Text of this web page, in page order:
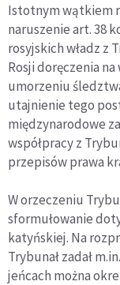
Istotnym wątkiem
naruszenie art. 38
rosyjskich władz z
Rosji doręczenia
umorzeniu
utajnienie tego
międzynarodowe
współpracy z
przepisów prawa
W orzeczeniu
sformułowanie
katyńskiej. Na
Trybunał zadał
jeńcach można